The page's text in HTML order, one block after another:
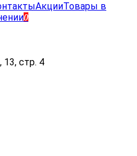
АкцииТовары в
0
13, стр. 4